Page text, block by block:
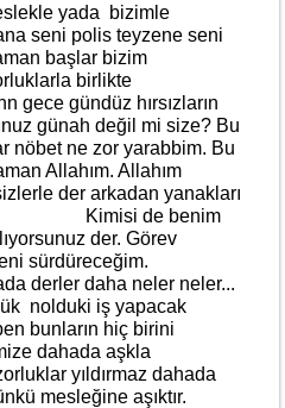
yada bizimle
seni polis teyzene seni
başlar bizim
birlikte
gece gündüz hırsızların
günah değil mi size? Bu
nöbet ne zor yarabbim. Bu
Allahım. Allahım
der arkadan yanakları
Kimisi de benim
der. Görev
sürdüreceğim.
derler daha neler neler...
nolduki iş yapacak
bunların hiç birini
dahada aşkla
yıldırmaz dahada
mesleğine aşıktır.